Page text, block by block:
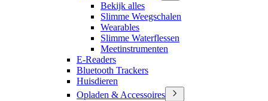
Bekijk alles
Slimme Weegschalen
Wearables
Slimme Waterflessen
Meetinstrumenten
E-Readers
Bluetooth Trackers
Huisdieren
Opladen & Accessoires